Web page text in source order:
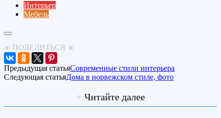
Интерьер
Мебель
⚹ ПОДЕЛИТЬСЯ ⚹
Предыдущая статьяСовременные стили интерьера
Следующая статьяДома в норвежском стиле, фото
+ Читайте далее